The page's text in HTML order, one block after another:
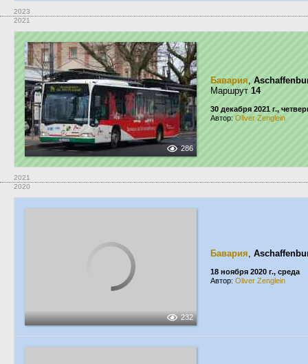
2023
2021
286
Бавария,
Маршрут 14
30 декабря 2021 г.,
Автор: Oliver Zenglein
2021
2020
232
Бавария,
18 ноября 2020 г., среда
Автор: Oliver Zenglein